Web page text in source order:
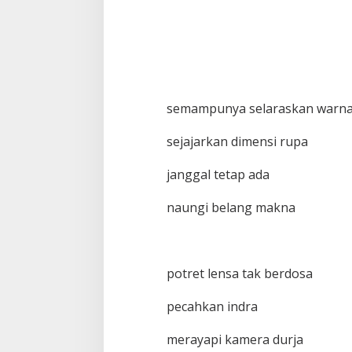
semampunya selaraskan
sejajarkan dimensi rupa
janggal tetap ada
naungi belang makna
potret lensa tak berdosa
pecahkan indra
merayapi kamera durja